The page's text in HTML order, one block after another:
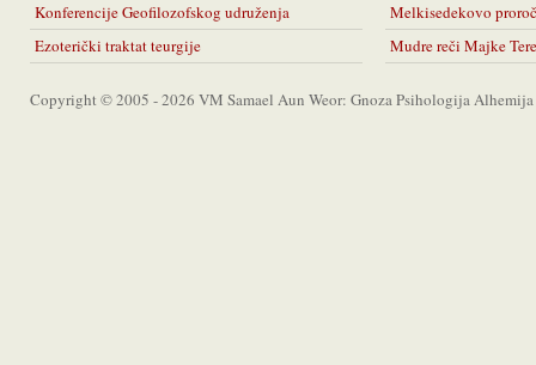
Konferencije Geofilozofskog udruženja
Ezoterički traktat teurgije
Melkisedekovo
Mudre reči Majke
Copyright © 2005 - 2026 VM Samael Aun Weor: Gnoza Psihologija